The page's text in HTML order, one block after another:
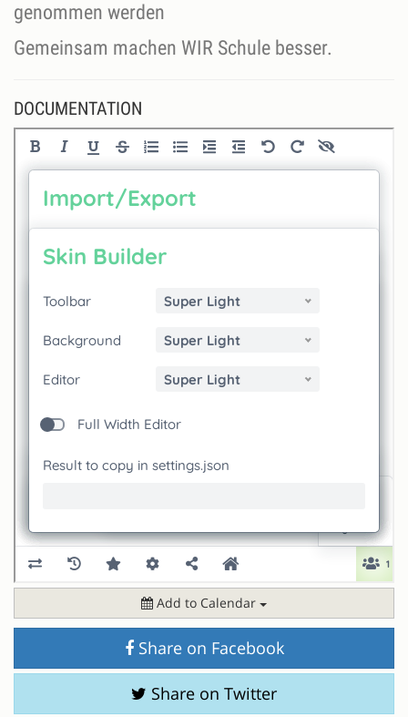
genommen werden
DOCUMENTATION
Add to Calendar
Share on Facebook
Share on Twitter